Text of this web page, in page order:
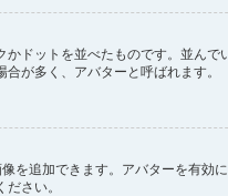
ドットを並べたものです。並んで
が多く、アバターと呼ばれます。
を追加できます。アバターを有効
さい。